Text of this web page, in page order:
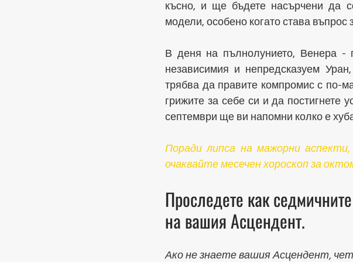
късно, и ще бъдете насърчени да
модели, особено когато става въпрос
В деня на пълнолунието, Венера -
независимия и непредсказуем
трябва да правите компромис с по-
грижите за себе си и да постигнете
септември ще ви напомни колко е
Поради липса на мажорни
очаквайте месечен хороскоп за
Проследете как
на вашия Асцендент.
Ако не знаете вашия Асцендент,